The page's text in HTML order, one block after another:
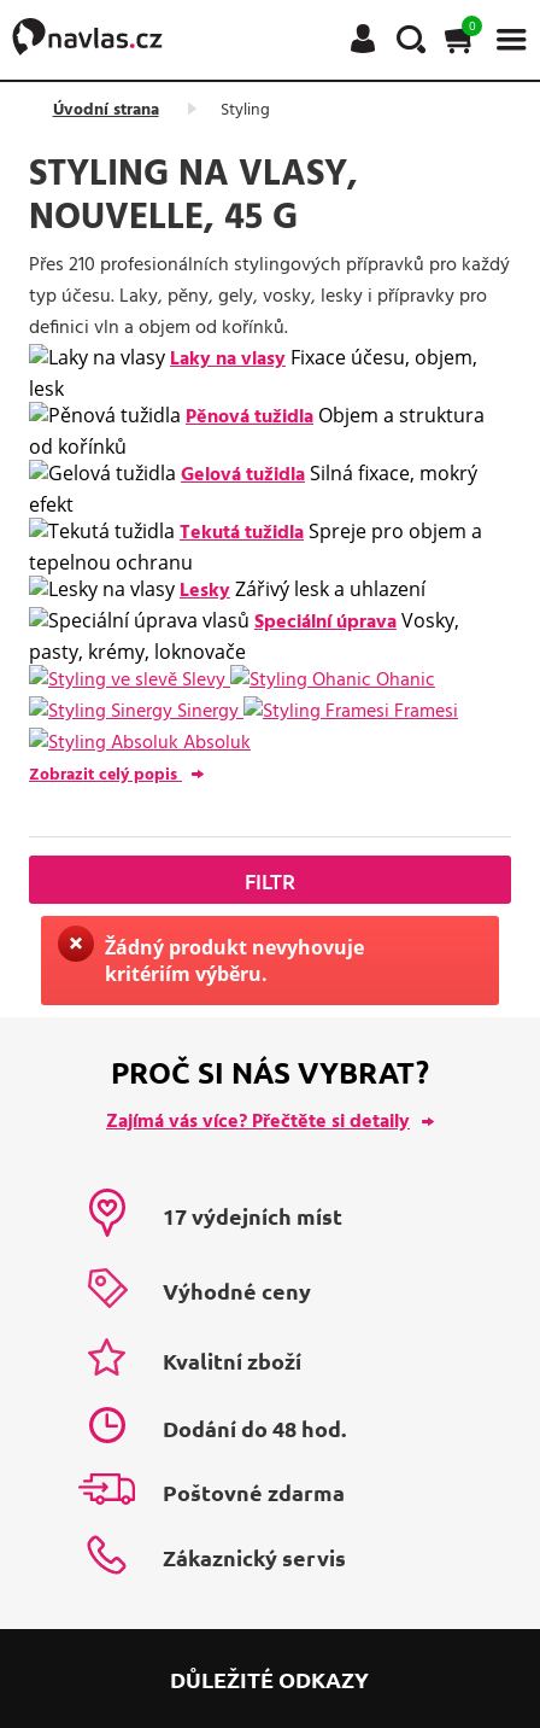
0
Úvodní strana Styling
STYLING NA VLASY,
NOUVELLE, 45 G
Přes 210 profesionálních stylingových přípravků pro každý
typ účesu. Laky, pěny, gely, vosky, lesky i přípravky pro
definici vln a objem od kořínků.
Laky na vlasy Fixace účesu, objem,
lesk
Pěnová tužidla Objem a struktura
od kořínků
Gelová tužidlaSilná fixace, mokrý
efekt
Tekutá tužidlaSpreje pro objem a
tepelnou ochranu
LeskyZářivý lesk a uhlazení
Speciální úpravaVosky,
pasty, krémy, loknovače
Slevy
Ohanic
Sinergy
Framesi
Absoluk
Zobrazit celý popis
FILTR
Žádný produkt nevyhovuje
kritériím výběru.
PROČ SI NÁS VYBRAT?
Zajímá vás více? Přečtěte si detaily
17 výdejních míst
Výhodné ceny
Kvalitní zboží
Dodání do 48 hod.
Poštovné zdarma
Zákaznický servis
DŮLEŽITÉ ODKAZY